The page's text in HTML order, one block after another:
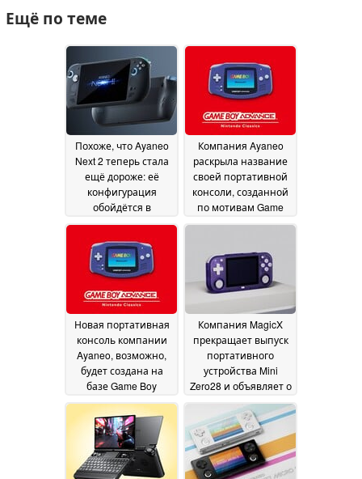
Ещё по теме
Похоже, что Ayaneo
Next 2 теперь стала
ещё дороже: её
конфигурация
обойдётся в
ошеломляющие 5
300 долларов 21 July
2026
Компания Ayaneo
раскрыла название
своей портативной
консоли, созданной
по мотивам Game
Boy Advance10 July
Новая портативная
консоль компании
Ayaneo, возможно,
будет создана на
базе Game Boy
Advance07 July 2026
Компания MagicX
прекращает выпуск
портативного
устройства Mini
Zero28 и объявляет о
возможном
появлении его
преемника06 July 2026